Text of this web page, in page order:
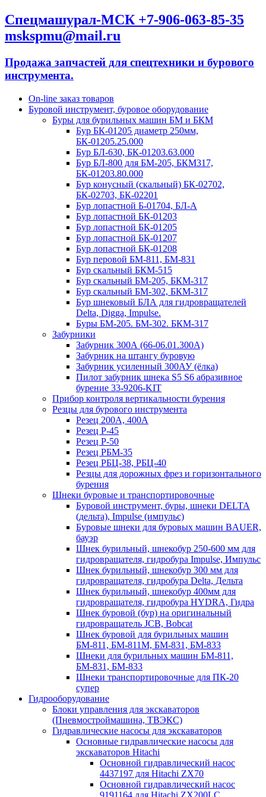
Спецмашурал-МСК +7-906-063-85-35
mskspmu@mail.ru
Продажа запчастей для спецтехники и бурового
инструмента.
On-line заказ товаров
Буровой инструмент, буровое оборудование
Буры для бурильных машин БМ и БКМ
Бур БК-01205 диаметр 250мм,
БК-01205.25.000
Бур БЛ-630, БК-01203.63.000
Бур БЛ-800 для БМ-205, БКМ317,
БК-01203.80.000
Бур конусный (скальный) БК-02702,
БК-02703, БК-02201
Бур лопастной Б-01704, БЛ-А
Бур лопастной БК-01203
Бур лопастной БК-01205
Бур лопастной БК-01207
Бур лопастной БК-01208
Бур перовой БМ-811, БМ-831
Бур скальный БКМ-515
Бур скальный БМ-205, БКМ-317
Бур скальный БМ-302, БКМ-317
Бур шнековый БЛА для гидровращателей
Delta, Digga, Impulse.
Буры БМ-205. БМ-302. БКМ-317
Забурники
Забурник 300А (66-06.01.300А)
Забурник на штангу буровую
Забурник усиленный 300АУ (ёлка)
Пилот забурник шнека S5 S6 абразивное
бурение 33-9206-KIT
Прибор контроля вертикальности бурения
Резцы для бурового инструмента
Резец 200А, 400А
Резец Р-45
Резец Р-50
Резец РБМ-35
Резец РБЦ-38, РБЦ-40
Резцы для дорожных фрез и горизонтального
бурения
Шнеки буровые и транспортировочные
Буровой инструмент, буры, шнеки DELTA
(дельта), Impulse (импульс)
Буровые шнеки для буровых машин BAUER,
бауэр
Шнек бурильный, шнекобур 250-600 мм для
гидровращателя, гидробура Impulse, Импульс
Шнек бурильный, шнекобур 300 мм для
гидровращателя, гидробура Delta, Дельта
Шнек бурильный, шнекобур 400мм для
гидровращателя, гидробура HYDRA, Гидра
Шнек буровой (бур) на оригинальный
гидровращатель JCB, Bobcat
Шнек буровой для бурильных машин
БМ-811, БМ-811М, БМ-831, БМ-833
Шнеки для бурильных машин БМ-811,
БМ-831, БМ-833
Шнеки транспортировочные для ПК-20
супер
Гидрооборудование
Блоки управления для экскаваторов
(Пневмостроймашина, ТВЭКС)
Гидравлические насосы для экскаваторов
Основные гидравлические насосы для
экскаваторов Hitachi
Основной гидравлический насос
4437197 для Hitachi ZX70
Основной гидравлический насос
9191164 для Hitachi ZX200LC